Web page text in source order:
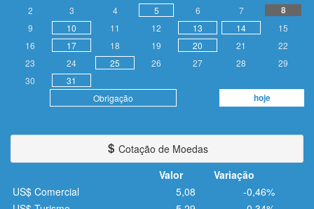
Obrigação hoje
2
3 4 5 6 7 8
9 10 11 12 13 14
15
16
17 18 19 20 21
22
23
24 25 26 27 28
29
30
31
Cotação de Moedas
Valor
Variação
US$ Comercial 5,08
-0,46%